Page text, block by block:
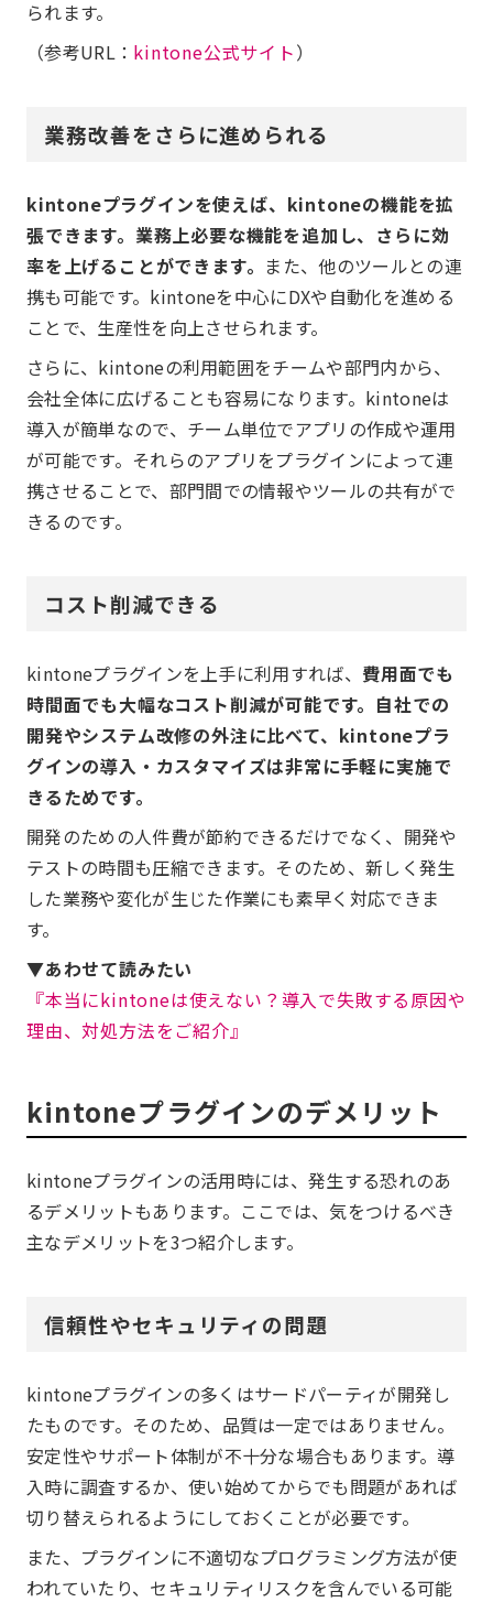
られます。
（参考URL： kintone公式サイト）
業務改善をさらに進められる
kintoneプラグインを使えば、kintoneの機能を拡
張できます。業務上必要な機能を追加し、さらに効
率を上げることができます。 また、他のツールとの連
携も可能です。kintoneを中心にDXや自動化を進める
ことで、生産性を向上させられます。
さらに、kintoneの利用範囲をチームや部門内から、
会社全体に広げることも容易になります。kintoneは
導入が簡単なので、チーム単位でアプリの作成や運用
が可能です。それらのアプリをプラグインによって連
携させることで、部門間での情報やツールの共有がで
きるのです。
コスト削減できる
kintoneプラグインを上手に利用すれば、 費用面でも
時間面でも大幅なコスト削減が可能です。自社での
開発やシステム改修の外注に比べて、kintoneプラ
グインの導入・カスタマイズは非常に手軽に実施で
きるためです。
開発のための人件費が節約できるだけでなく、開発や
テストの時間も圧縮できます。そのため、新しく発生
した業務や変化が生じた作業にも素早く対応できま
す。
▼あわせて読みたい
『本当にkintoneは使えない？導入で失敗する原因や
理由、対処方法をご紹介』
kintoneプラグインのデメリット
kintoneプラグインの活用時には、発生する恐れのあ
るデメリットもあります。ここでは、気をつけるべき
主なデメリットを3つ紹介します。
信頼性やセキュリティの問題
kintoneプラグインの多くはサードパーティが開発し
たものです。そのため、品質は一定ではありません。
安定性やサポート体制が不十分な場合もあります。導
入時に調査するか、使い始めてからでも問題があれば
切り替えられるようにしておくことが必要です。
また、プラグインに不適切なプログラミング方法が使
われていたり、セキュリティリスクを含んでいる可能